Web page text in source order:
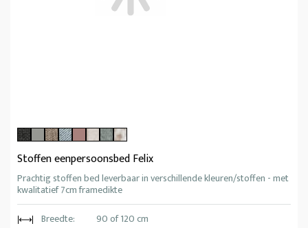
Stoffen eenpersoonsbed Felix
Prachtig stoffen bed leverbaar in verschillende kleuren/stoffen - met
kwalitatief 7cm framedikte
Breedte:
90 of 120 cm